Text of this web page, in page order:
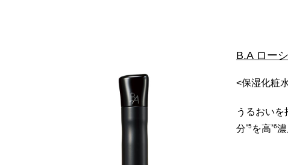
B.A ロー
<保湿化粧
うるおい
分*5を高*6